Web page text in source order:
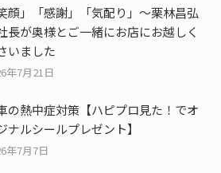
顔」「感謝」「気配り」～栗林昌弘
長が奥様とご一緒にお店にお越しく
いました
年7月21日
の熱中症対策【ハピプロ見た！でオ
ナルシールプレゼント】
年7月7日